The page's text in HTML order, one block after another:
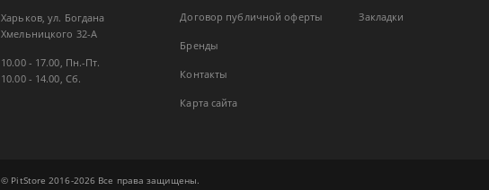
Харьков, ул. Богдана
Хмельницкого 32-А
10.00 - 17.00, Пн.-Пт.
10.00 - 14.00, Сб.
Договор публичной оферты
Бренды
Контакты
Карта сайта
Закладки
© PitStore 2016-2026 Все права защищены.